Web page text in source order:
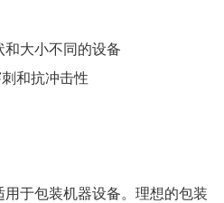
大小不同的设备
和抗冲击性
于包装机器设备。理想的包装